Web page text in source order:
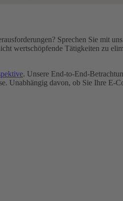
Sprechen Sie mit
wertschöpfende Tätigkeiten zu
. Unsere End-to-End-
Unabhängig davon, ob Sie Ihre E-